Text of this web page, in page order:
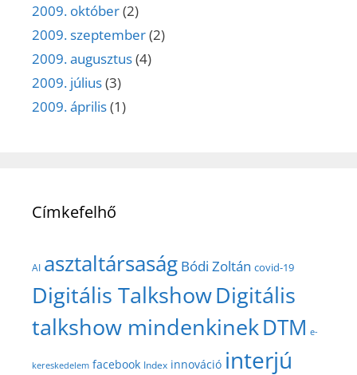
2009. október(2)
2009. szeptember(2)
2009. augusztus(4)
2009. július(3)
2009. április(1)
Címkefelhő
AI asztaltársaság Bódi Zoltán covid-19
Digitális TalkshowDigitális
talkshow mindenkinekDTM e-
kereskedelem facebook Index innováció interjú